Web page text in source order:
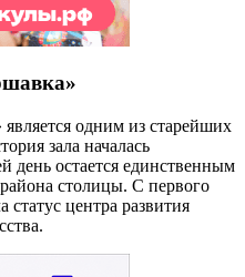
одним из старейших
зала началась
день остается единственным
столицы. С первого
статус центра развития